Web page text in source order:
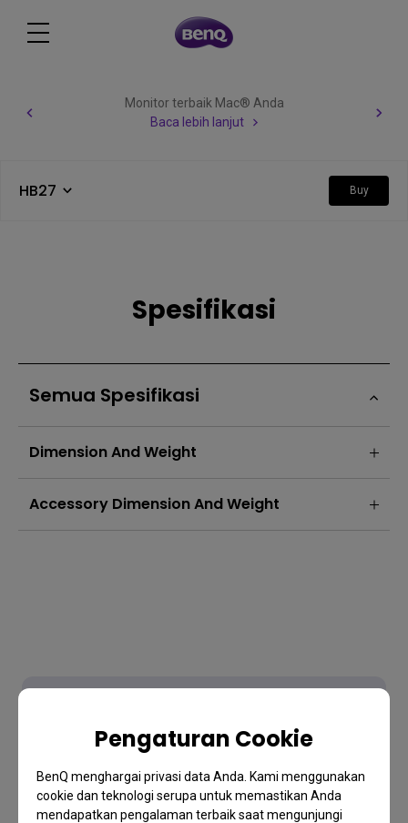
Pengaturan Cookie
BenQ menghargai privasi data Anda. Kami menggunakan
cookie dan teknologi serupa untuk memastikan Anda
mendapatkan pengalaman terbaik saat mengunjungi
Monitor terbaik Mac® Anda
Baca lebih lanjut
HB27 Buy
Spesifikasi
Semua Spesifikasi
Dimension And Weight
Accessory Dimension And Weight
FAQ
FAQ